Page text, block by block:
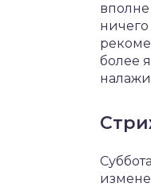
более